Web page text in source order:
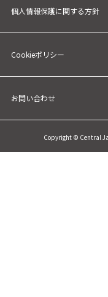
個人情報保護に関する方針
Cookieポリシー
お問い合わせ
Copyright © Central